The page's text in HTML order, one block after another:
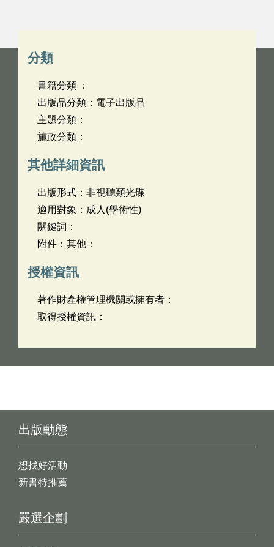
分類
書籍分類 ：
出版品分類：電子出版品
主題分類：
施政分類：
其他詳細資訊
出版形式：非視聽類光碟
適用對象：成人(學術性)
關鍵詞：
附件：其他：
授權資訊
著作財產權管理機關或擁有者：
取得授權資訊：
出版動態
想找好活動
新書特推薦
嚴選企劃